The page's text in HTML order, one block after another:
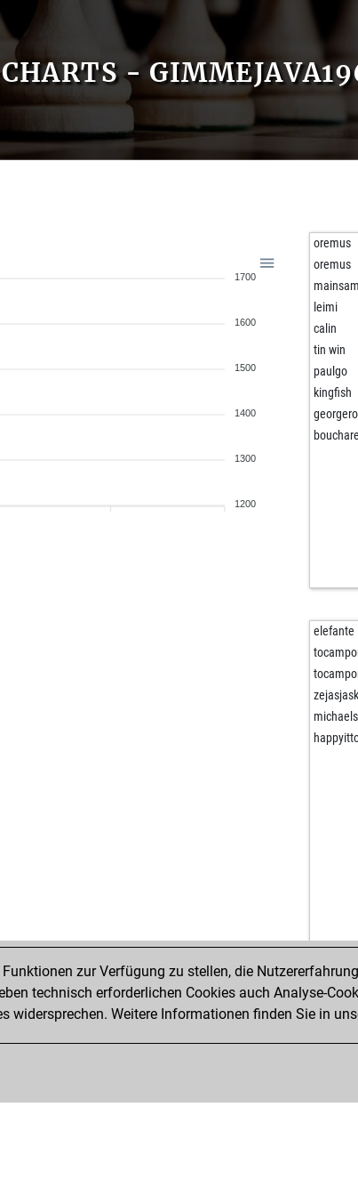
-
1700
1600
1500
1400
1300
1200
oremus
oremus
mainsam
leimi
calin
tin win
paulgo
kingfish
elefante
zur Verfügung zu stellen, die
technisch erforderlichen Cookies auch Analyse-
widersprechen. Weitere Informationen finden Sie in